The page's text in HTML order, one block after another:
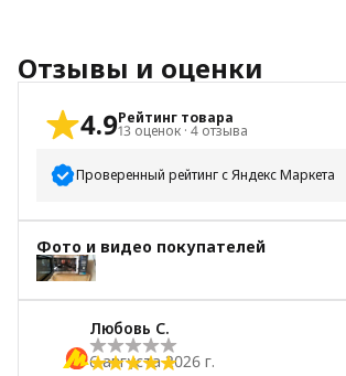
Отзывы и оценки
4.9Рейтинг товара
13 оценок · 4 отзыва
Проверенный рейтинг с Яндекс Маркета
5 звёзд
4 звезды
3 звезды
звезда
Фото и видео покупателей
Любовь С.
6 августа 2026 г.